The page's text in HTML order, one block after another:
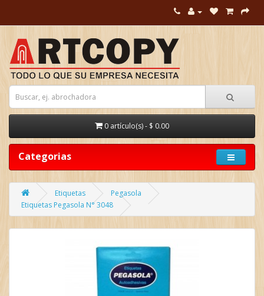
0 artículo(s) - $ 0.00
Categorias
Etiquetas
Pegasola
Etiquetas Pegasola N° 3048